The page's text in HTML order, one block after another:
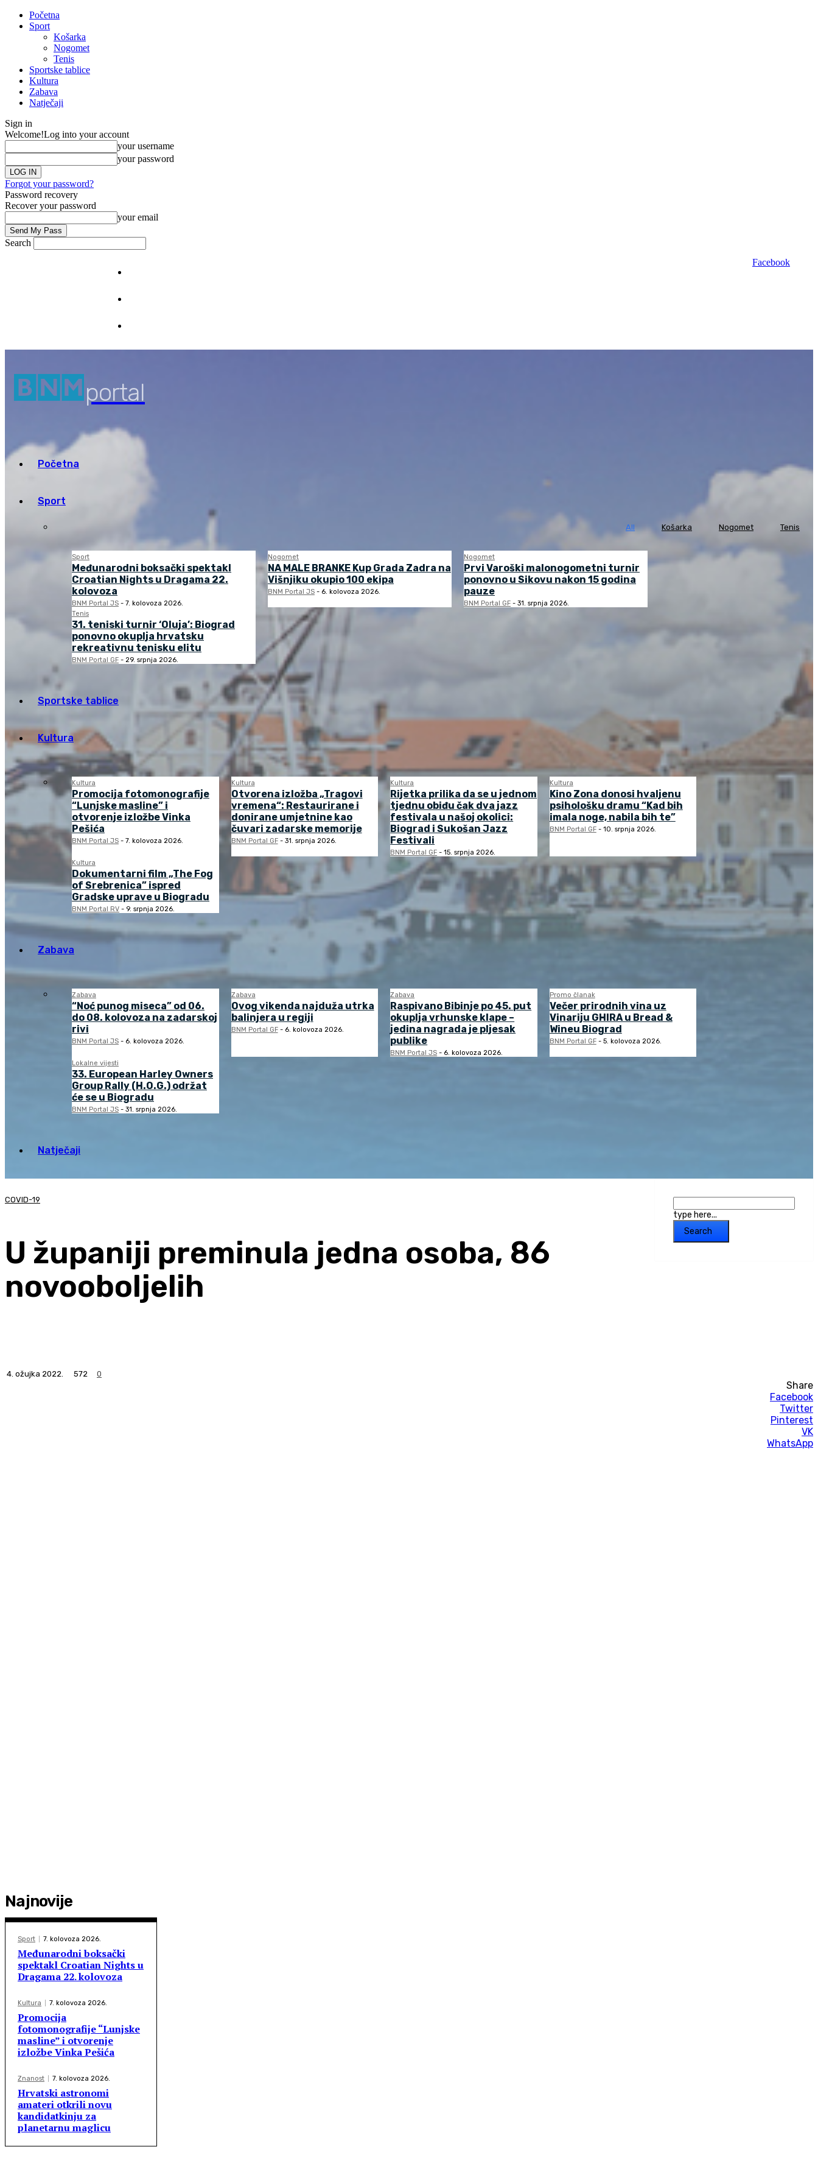
Početna
Sport
Košarka
Nogomet
Tenis
Sportske tablice
Kultura
Zabava
Natječaji
Sign in
Welcome!Log into your account
your username
your password
Forgot your password?
Password recovery
Recover your password
your email
Search
Facebook
portal
Početna
Sport
All Košarka Nogomet Tenis
Sport
Međunarodni boksački spektakl
Croatian Nights u Dragama 22.
kolovoza
BNM Portal JS - 7. kolovoza 2026.
Nogomet
NA MALE BRANKE Kup Grada Zadra na
Višnjiku okupio 100 ekipa
BNM Portal JS - 6. kolovoza 2026.
Nogomet
Prvi Varoški malonogometni turnir
ponovno u Sikovu nakon 15 godina
pauze
BNM Portal GF - 31. srpnja 2026.
Tenis
31. teniski turnir ‘Oluja’: Biograd
ponovno okuplja hrvatsku
rekreativnu tenisku elitu
BNM Portal GF - 29. srpnja 2026.
Sportske tablice
Kultura
Kultura
Promocija fotomonografije
“Lunjske masline” i
otvorenje izložbe Vinka
Pešića
BNM Portal JS - 7. kolovoza 2026.
Kultura
Otvorena izložba „Tragovi
vremena“: Restaurirane i
donirane umjetnine kao
čuvari zadarske memorije
BNM Portal GF - 31. srpnja 2026.
Kultura
Rijetka prilika da se u jednom
tjednu obiđu čak dva jazz
festivala u našoj okolici:
Biograd i Sukošan Jazz
Festivali
BNM Portal GF - 15. srpnja 2026.
Kultura
Kino Zona donosi hvaljenu
psihološku dramu “Kad bih
imala noge, nabila bih te”
BNM Portal GF - 10. srpnja 2026.
Kultura
Dokumentarni film „The Fog
of Srebrenica” ispred
Gradske uprave u Biogradu
BNM Portal RV - 9. srpnja 2026.
Zabava
Zabava
“Noć punog miseca” od 06.
do 08. kolovoza na zadarskoj
rivi
BNM Portal JS - 6. kolovoza 2026.
Zabava
Ovog vikenda najduža utrka
balinjera u regiji
BNM Portal GF - 6. kolovoza 2026.
Zabava
Raspivano Bibinje po 45. put
okuplja vrhunske klape –
jedina nagrada je pljesak
publike
BNM Portal JS - 6. kolovoza 2026.
Promo članak
Večer prirodnih vina uz
Vinariju GHIRA u Bread &
Wineu Biograd
BNM Portal GF - 5. kolovoza 2026.
Lokalne vijesti
33. European Harley Owners
Group Rally (H.O.G.) održat
će se u Biogradu
BNM Portal JS - 31. srpnja 2026.
Natječaji
type here...
Search
COVID-19
U županiji preminula jedna osoba, 86
novooboljelih
4. ožujka 2022. 572 0
Share
Facebook
Twitter
Pinterest
VK
WhatsApp
Najnovije
Sport 7. kolovoza 2026.
Međunarodni boksački
spektakl Croatian Nights u
Dragama 22. kolovoza
Kultura 7. kolovoza 2026.
Promocija
fotomonografije “Lunjske
masline” i otvorenje
izložbe Vinka Pešića
Znanost 7. kolovoza 2026.
Hrvatski astronomi
amateri otkrili novu
kandidatkinju za
planetarnu maglicu